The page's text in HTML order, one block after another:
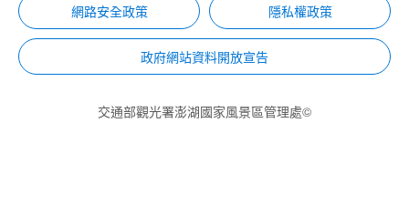
網路安全政策 隱私權政策
政府網站資料開放宣告
交通部觀光署澎湖國家風景區管理處©